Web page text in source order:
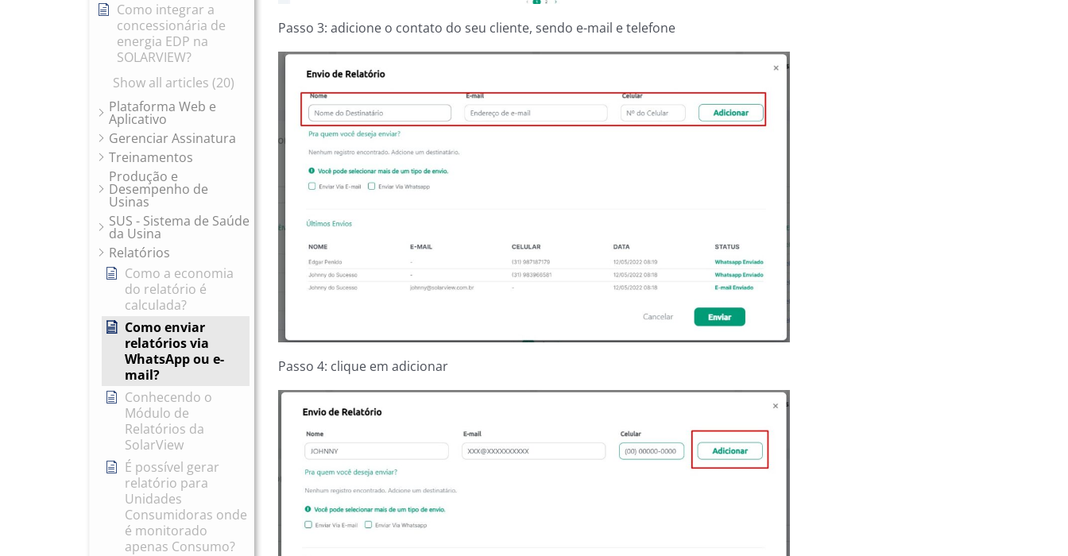
Como integrar a
concessionária de
energia EDP na
SOLARVIEW?
Show all articles (20)
Plataforma Web e
Aplicativo
Gerenciar Assinatura
Treinamentos
Produção e
Desempenho de
Usinas
SUS - Sistema de Saúde
da Usina
Relatórios
Como a economia
do relatório é
calculada?
Como enviar
relatórios via
WhatsApp ou e-
mail?
Conhecendo o
Módulo de
Relatórios da
SolarView
É possível gerar
relatório para
Unidades
Consumidoras onde
é monitorado
apenas Consumo?
Passo 3: adicione o contato do seu cliente, sendo e-mail e telefone
Passo 4: clique em adicionar